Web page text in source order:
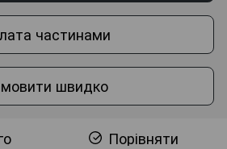
частинами
швидко
Порівняти